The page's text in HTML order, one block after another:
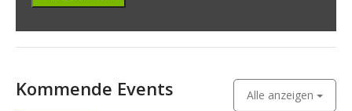
Kommende Events Alle anzeigen